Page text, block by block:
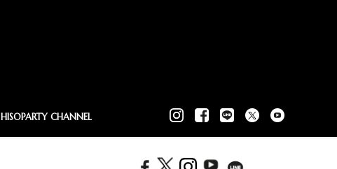
HISOPARTY CHANNEL